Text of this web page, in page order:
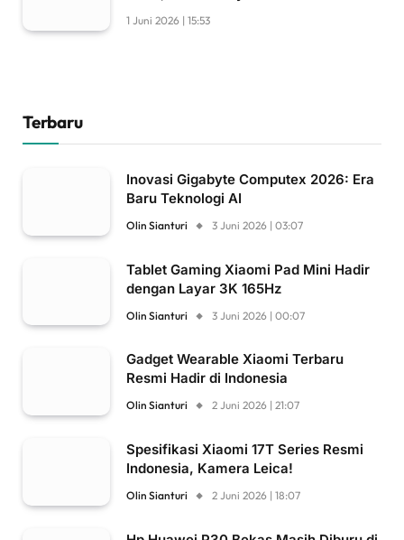
1 Juni 2026 | 15:53
Terbaru
Inovasi Gigabyte Computex 2026: Era
Baru Teknologi AI
Olin Sianturi 3 Juni 2026 | 03:07
Tablet Gaming Xiaomi Pad Mini Hadir
dengan Layar 3K 165Hz
Olin Sianturi 3 Juni 2026 | 00:07
Gadget Wearable Xiaomi Terbaru
Resmi Hadir di Indonesia
Olin Sianturi 2 Juni 2026 | 21:07
Spesifikasi Xiaomi 17T Series Resmi
Indonesia, Kamera Leica!
Olin Sianturi 2 Juni 2026 | 18:07